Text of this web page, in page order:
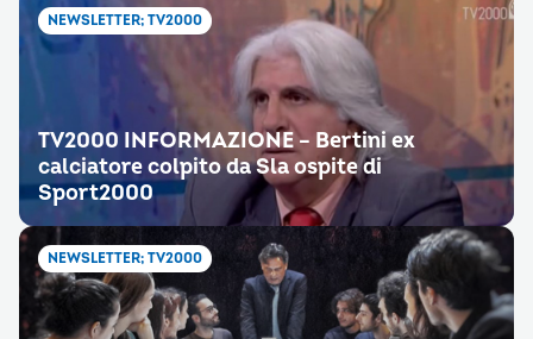
NEWSLETTER; TV2000
TV2000 INFORMAZIONE – Bertini ex
calciatore colpito da Sla ospite di
Sport2000
NEWSLETTER; TV2000